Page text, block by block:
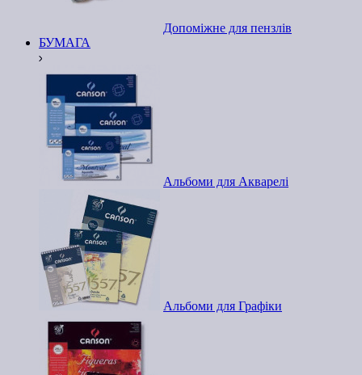
Допоміжне для пензлів
БУМАГА
Альбоми для Акварелі
Альбоми для Графіки